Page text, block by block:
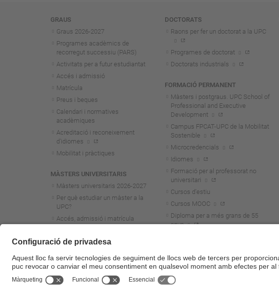
Navegació
GRAUS
Graus 2026-2027
Programes acadèmics de
recorregut successiu (PARS)
Activitats per a futur estudiantat
Accés i admissió
Matrícula
Preus i beques
Calendari i normatives
acadèmiques
Acreditació i reconeixement
d'idiomes
Mobilitat i pràctiques
MÀSTERS UNIVERSITARIS
Màsters universitaris 2026-2027
Per què estudiar un màster a la
UPC?
Accés, admissió i matrícula
Calendari i normatives
Acreditació i reconeixement
Mobilitat i pràctiques
DOCTORATS
Raons per fer un doctorat a la UPC
Programes de doctorat
Doctorats industrials
FORMACIÓ PERMANENT
Màsters i postgraus. UPC School of
Professional and Executive
Development
Campus FPCAT-UPC de la Mobilitat
Sostenible
Microcredencials
Idiomes
Formació per al professorat no
universitari
Cursos d'estiu
Cursos MOOC
Diploma per a més grans de 55
anys